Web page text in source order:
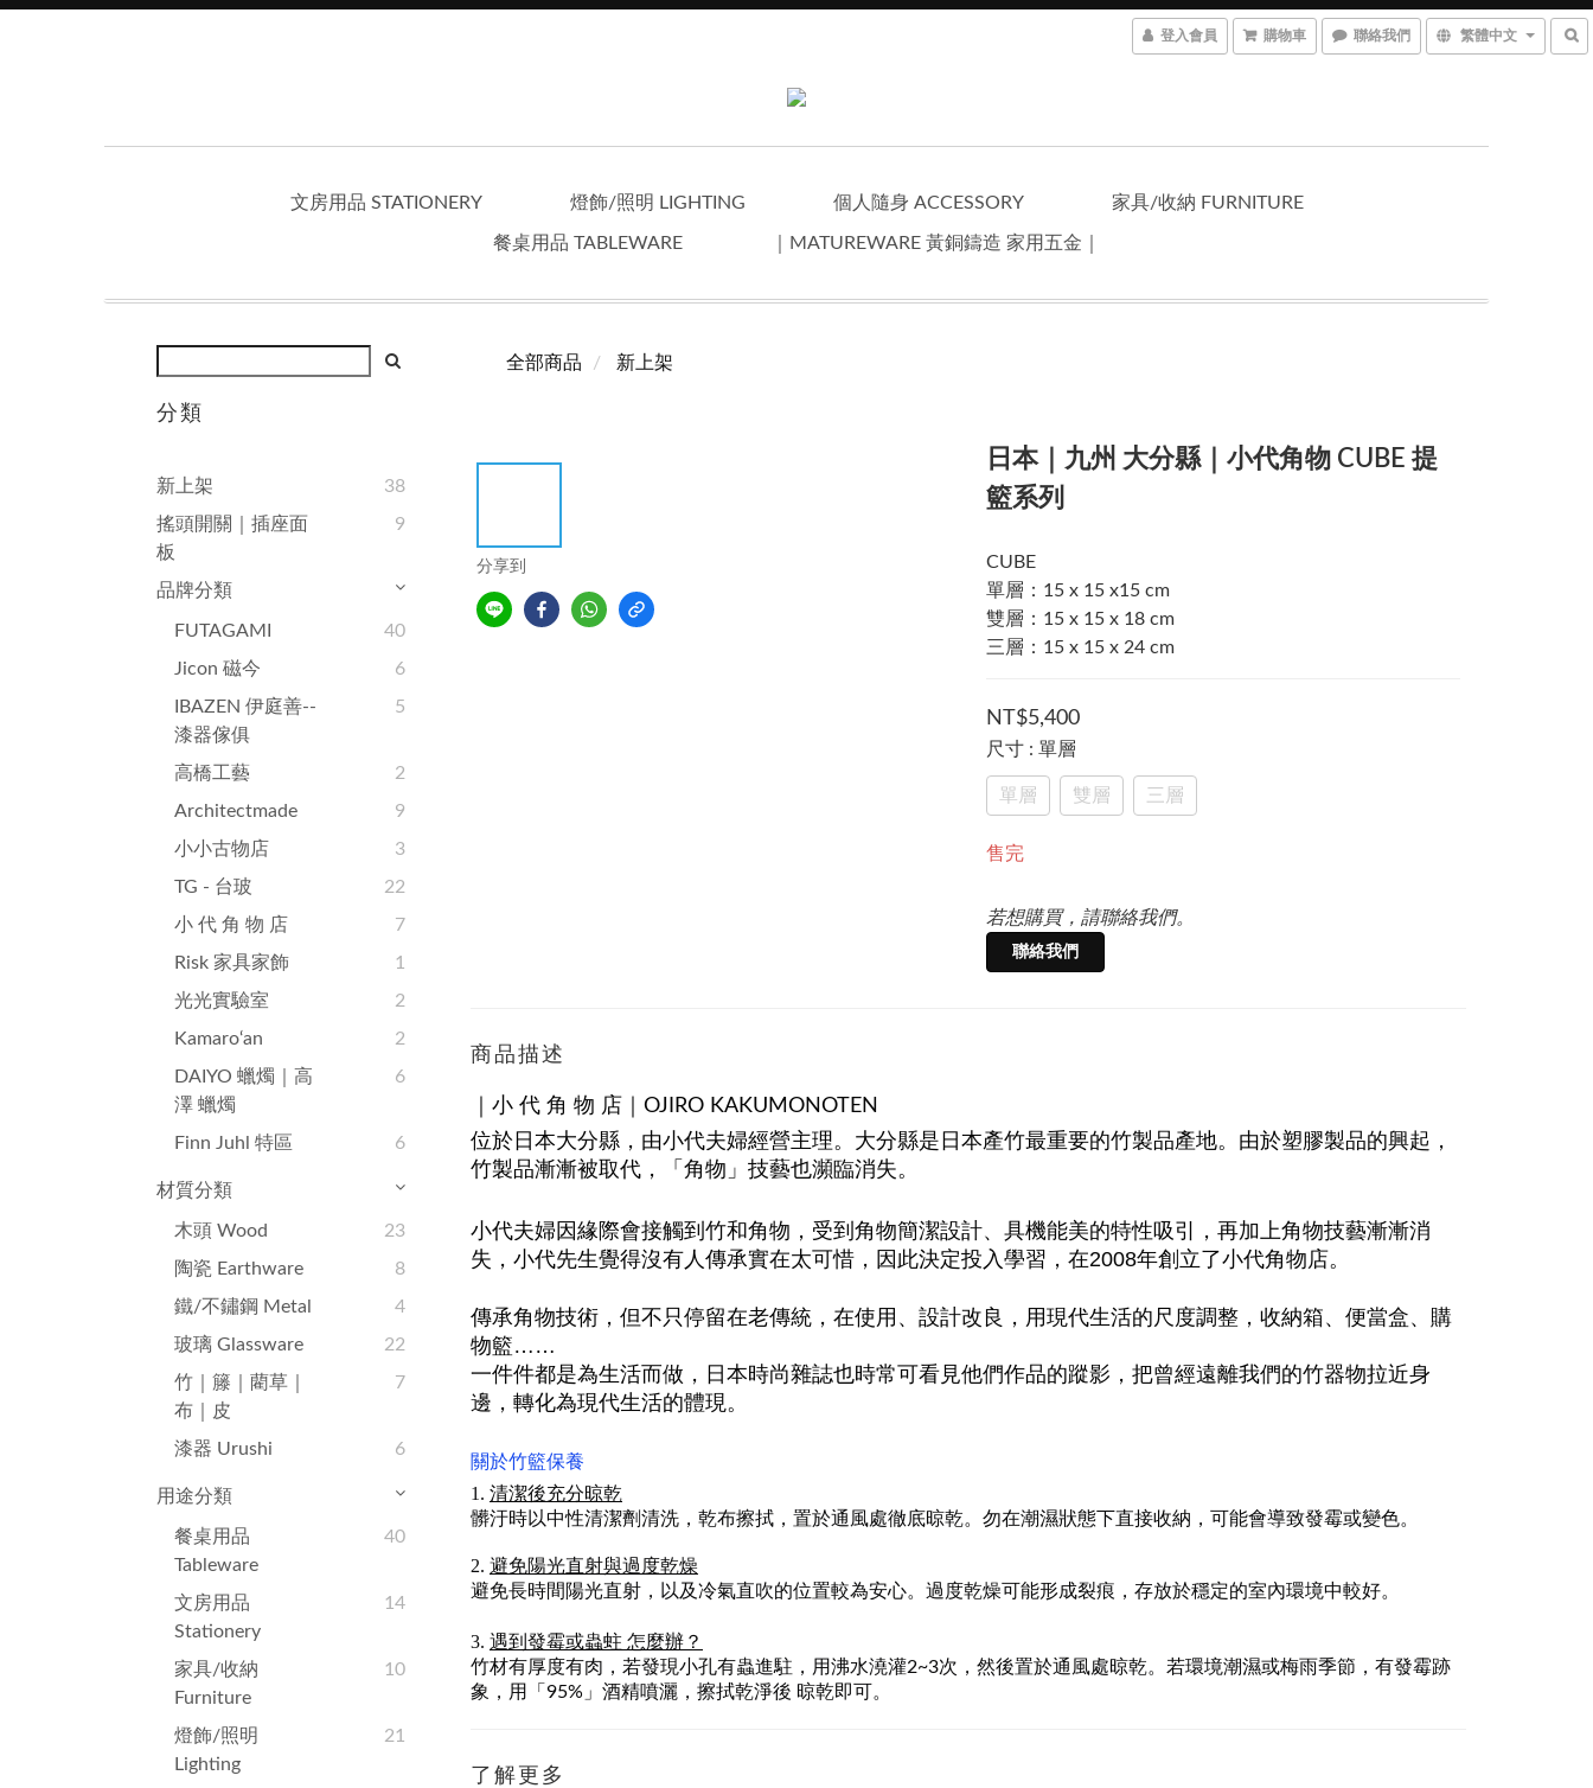
登入會員 購物車 聯絡我們 繁體中文
文房用品 STATIONERY 燈飾/照明 LIGHTING 個人隨身 ACCESSORY 家具/收納 FURNITURE
餐桌用品 TABLEWARE ｜MATUREWARE 黃銅鑄造 家用五金｜
分類
新上架
38
搖頭開關｜插座面
板
9
品牌分類
FUTAGAMI
40
Jicon 磁今
6
IBAZEN 伊庭善--
漆器傢俱
5
高橋工藝
2
Architectmade
9
小小古物店
3
TG - 台玻
22
小 代 角 物 店
7
Risk 家具家飾
1
光光實驗室
2
Kamaro‘an
2
DAIYO 蠟燭｜高
澤 蠟燭
6
Finn Juhl 特區 6
材質分類
木頭 Wood
23
陶瓷 Earthware
8
鐵/不鏽鋼 Metal
4
玻璃 Glassware
22
竹｜籐｜藺草｜
布｜皮
7
漆器 Urushi 6
用途分類
餐桌用品
Tableware
40
文房用品
Stationery
14
家具/收納
Furniture
10
燈飾/照明
Lighting
21
全部商品 新上架
分享到
日本｜九州 大分縣｜小代角物 CUBE 提
籃系列
CUBE
單層：15 x 15 x15 cm
雙層：15 x 15 x 18 cm
三層：15 x 15 x 24 cm
NT$5,400
尺寸 : 單層
單層 雙層 三層
售完
若想購買，請聯絡我們。
聯絡我們
商品描述
｜小 代 角 物 店｜OJIRO KAKUMONOTEN
位於日本大分縣，由小代夫婦經營主理。大分縣是日本產竹最重要的竹製品產地。由於塑膠製品的興起，
竹製品漸漸被取代，「角物」技藝也瀕臨消失。
小代夫婦因緣際會接觸到竹和角物，受到角物簡潔設計、具機能美的特性吸引，再加上角物技藝漸漸消
失，小代先生覺得沒有人傳承實在太可惜，因此決定投入學習，在2008年創立了小代角物店。
傳承角物技術，但不只停留在老傳統，在使用、設計改良，用現代生活的尺度調整，收納箱、便當盒、購
物籃……
一件件都是為生活而做，日本時尚雜誌也時常可看見他們作品的蹤影，把曾經遠離我們的竹器物拉近身
邊，轉化為現代生活的體現。
關於竹籃保養
1. 清潔後充分晾乾
髒汙時以中性清潔劑清洗，乾布擦拭，置於通風處徹底晾乾。勿在潮濕狀態下直接收納，可能會導致發霉或變色。
2. 避免陽光直射與過度乾燥
避免長時間陽光直射，以及冷氣直吹的位置較為安心。過度乾燥可能形成裂痕，存放於穩定的室內環境中較好。
3. 遇到發霉或蟲蛀 怎麼辦？
竹材有厚度有肉，若發現小孔有蟲進駐，用沸水澆灌2~3次，然後置於通風處晾乾。若環境潮濕或梅雨季節，有發霉跡
象，用「95%」酒精噴灑，擦拭乾淨後 晾乾即可。
了解更多